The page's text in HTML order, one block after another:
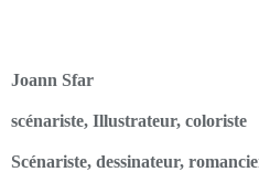
Joann Sfar
scénariste, Illustrateur, coloriste
Scénariste, dessinateur,